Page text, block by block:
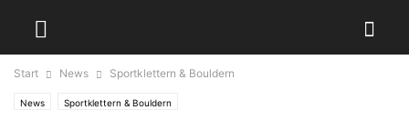
Start News Sportklettern & Bouldern
News Sportklettern & Bouldern